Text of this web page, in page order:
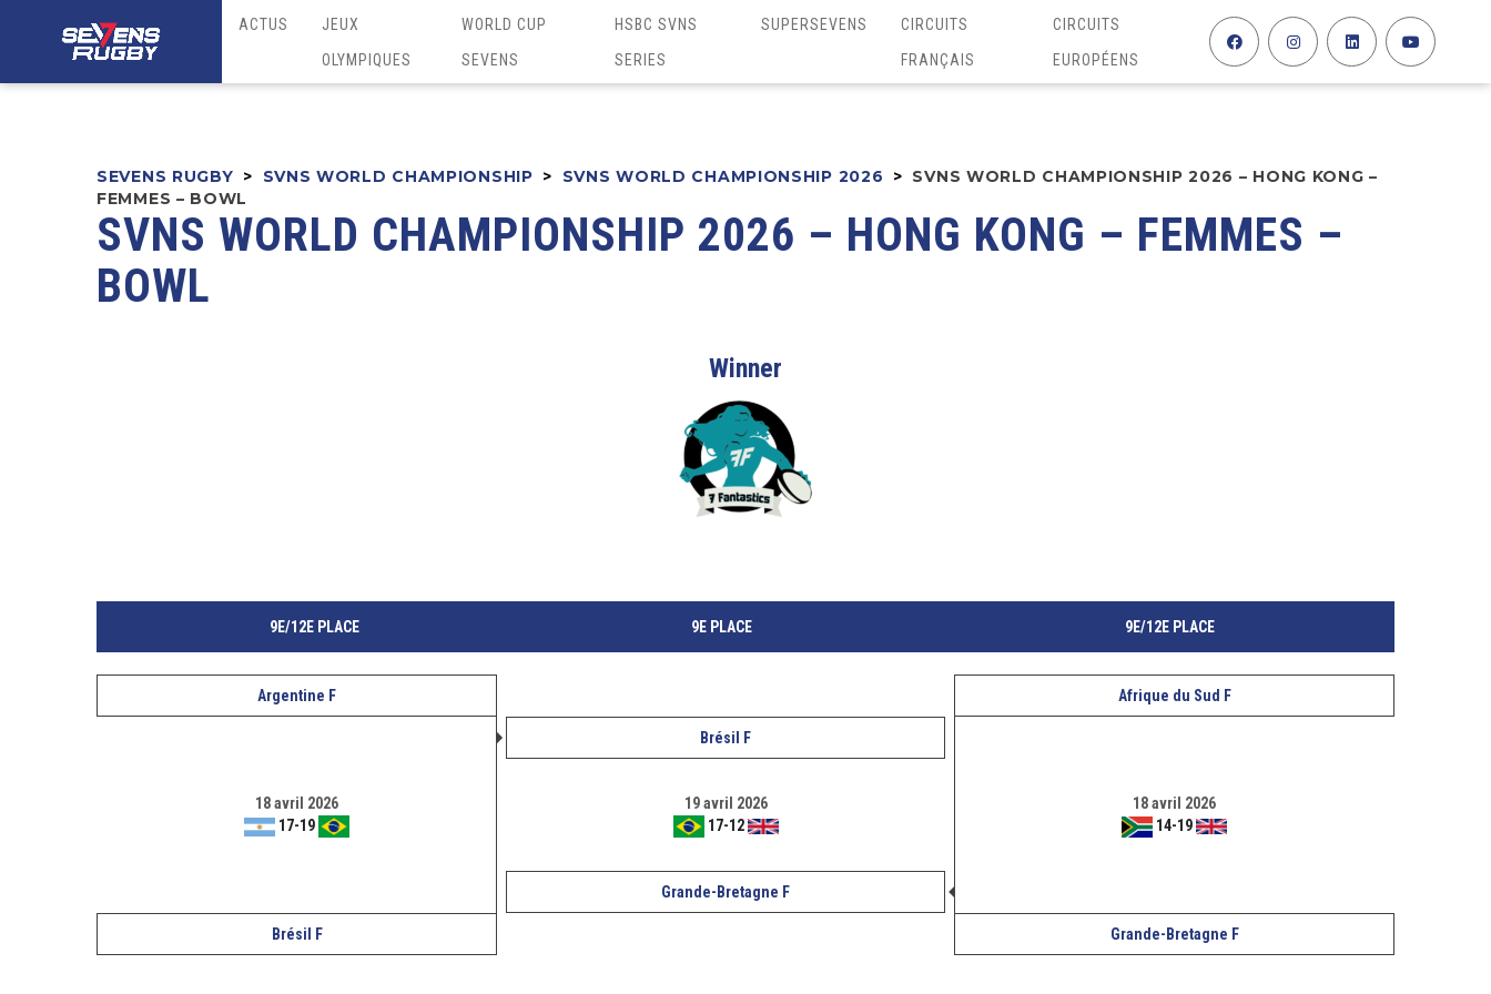
ACTUS
JEUX
OLYMPIQUES
WORLD CUP
SEVENS
HSBC SVNS
SERIES
SUPERSEVENS
CIRCUITS
FRANÇAIS
CIRCUITS
EUROPÉENS
SEVENS RUGBY > SVNS WORLD CHAMPIONSHIP > SVNS WORLD CHAMPIONSHIP 2026 > SVNS WORLD CHAMPIONSHIP 2026 – HONG KONG –
FEMMES – BOWL
SVNS WORLD CHAMPIONSHIP 2026 – HONG KONG – FEMMES –
BOWL
Winner
9E/12E PLACE 9E PLACE 9E/12E PLACE
Argentine F Afrique du Sud F
18 avril 2026
17-19
Brésil F
18 avril 2026
14-19
19 avril 2026
17-12
Grande-Bretagne F
Brésil F Grande-Bretagne F